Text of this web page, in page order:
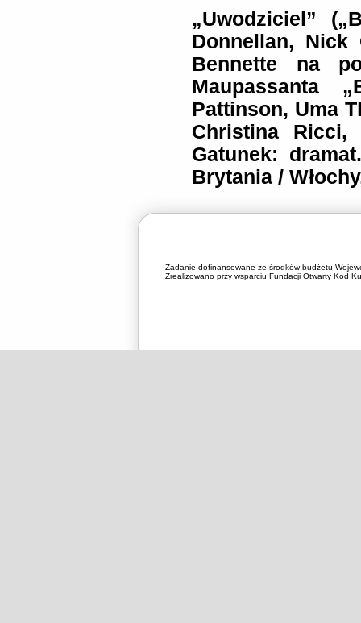
„Uwodziciel”
Donnellan, Nick
Bennette na
Maupassanta
Pattinson, Uma
Christina Ricci,
Gatunek:
Brytania /
Zadanie dofinansowane ze środków budżetu
Zrealizowano przy wsparciu Fundacji Otwarty Kod